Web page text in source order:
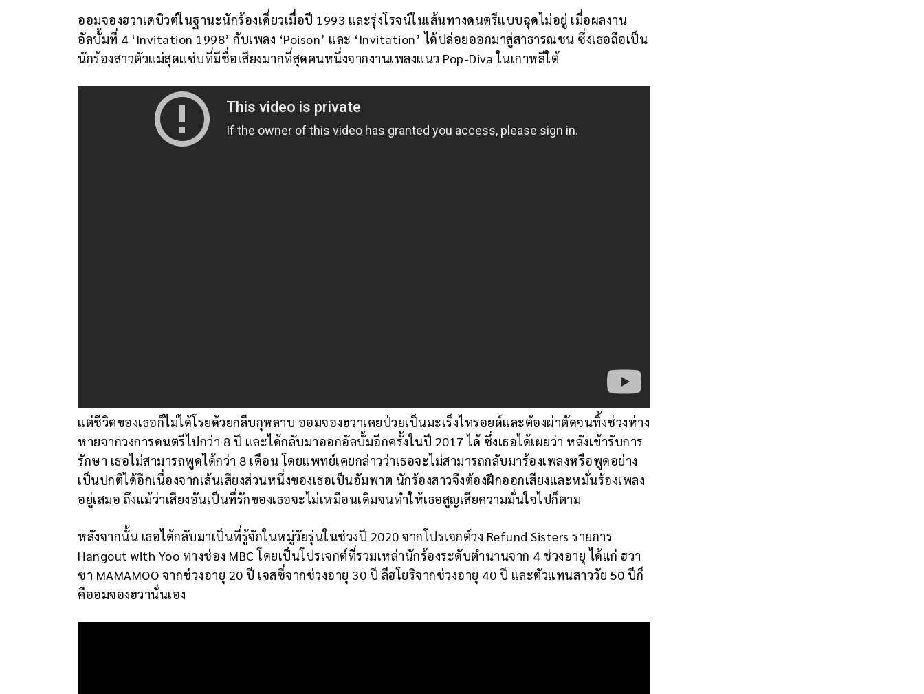
ออมจองฮวาเดบิวต์ในฐานะนักร้องเดี่ยวเมื่อปี 1993 และรุ่งโรจน์ในเส้นทางดนตรีแบบฉุดไม่อยู่ เมื่อผลงาน
อัลบั้มที่ 4 ‘Invitation 1998’ กับเพลง ‘Poison’ และ ‘Invitation’ ได้ปล่อยออกมาสู่สาธารณชน ซึ่งเธอถือเป็น
นักร้องสาวตัวแม่สุดแซ่บที่มีชื่อเสียงมากที่สุดคนหนึ่งจากงานเพลงแนว Pop-Diva ในเกาหลีใต้
แต่ชีวิตของเธอก็ไม่ได้โรยด้วยกลีบกุหลาบ ออมจองฮวาเคยป่วยเป็นมะเร็งไทรอยด์และต้องผ่าตัดจนทิ้งช่วงห่าง
หายจากวงการดนตรีไปกว่า 8 ปี และได้กลับมาออกอัลบั้มอีกครั้งในปี 2017 ได้ ซึ่งเธอได้เผยว่า หลังเข้ารับการ
รักษา เธอไม่สามารถพูดได้กว่า 8 เดือน โดยแพทย์เคยกล่าวว่าเธอจะไม่สามารถกลับมาร้องเพลงหรือพูดอย่าง
เป็นปกติได้อีกเนื่องจากเส้นเสียงส่วนหนึ่งของเธอเป็นอัมพาต นักร้องสาวจึงต้องฝึกออกเสียงและหมั่นร้องเพลง
อยู่เสมอ ถึงแม้ว่าเสียงอันเป็นที่รักของเธอจะไม่เหมือนเดิมจนทำให้เธอสูญเสียความมั่นใจไปก็ตาม
หลังจากนั้น เธอได้กลับมาเป็นที่รู้จักในหมู่วัยรุ่นในช่วงปี 2020 จากโปรเจกต์วง Refund Sisters รายการ
Hangout with Yoo ทางช่อง MBC โดยเป็นโปรเจกต์ที่รวมเหล่านักร้องระดับตำนานจาก 4 ช่วงอายุ ได้แก่ ฮวา
ซา MAMAMOO จากช่วงอายุ 20 ปี เจสซี่จากช่วงอายุ 30 ปี ลีฮโยริจากช่วงอายุ 40 ปี และตัวแทนสาววัย 50 ปีก็
คืออมจองฮวานั่นเอง